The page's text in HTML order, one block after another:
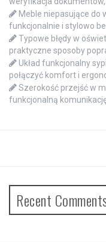
Meble niepasujące do
funkcjonalnie i stylowo
Typowe błędy w
praktyczne sposoby
Układ funkcjonalny
połączyć komfort i
Szerokość przejść w
funkcjonalną
Recent